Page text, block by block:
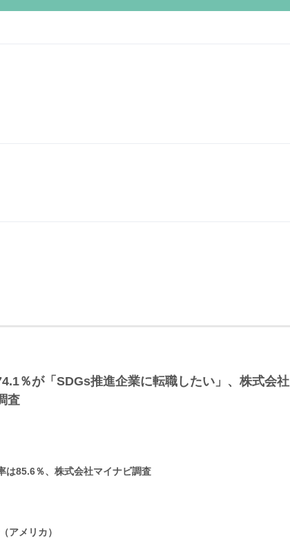
％が「SDGs推進企業に転職したい」、株式会社
査
は85.6％、株式会社マイナビ調査
アメリカ）